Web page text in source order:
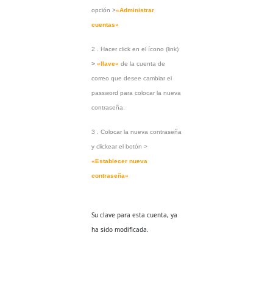
opción >«Administrar
cuentas»
2 . Hacer click en el ícono (link)
> «llave» de la cuenta de
correo que desee cambiar el
password para colocar la nueva
contraseña.
3 . Colocar la nueva contraseña
y clickear el botón >
«Establecer nueva
contraseña»
Su clave para esta cuenta, ya
ha sido modificada.